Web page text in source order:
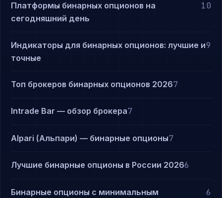
Платформы бинарных опционов на
сегодняшний день
10
Индикаторы для бинарных опционов: лучшие и
точные
9
Топ брокеров бинарных опционов 20267
Intrade Bar — обзор брокера7
Alpari (Альпари) — бинарные опционы7
Лучшие бинарные опционы в России 20266
Бинарные опционы с минимальным
6